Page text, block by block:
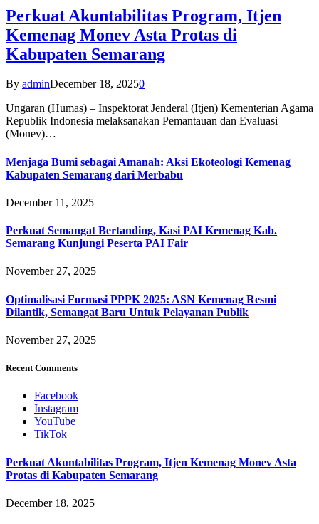
Perkuat Akuntabilitas Program, Itjen
Kemenag Monev Asta Protas di
Kabupaten Semarang
By adminDecember 18, 20250
Ungaran (Humas) – Inspektorat Jenderal (Itjen) Kementerian Agama
Republik Indonesia melaksanakan Pemantauan dan Evaluasi
(Monev)…
Menjaga Bumi sebagai Amanah: Aksi Ekoteologi Kemenag
Kabupaten Semarang dari Merbabu
December 11, 2025
Perkuat Semangat Bertanding, Kasi PAI Kemenag Kab.
Semarang Kunjungi Peserta PAI Fair
November 27, 2025
Optimalisasi Formasi PPPK 2025: ASN Kemenag Resmi
Dilantik, Semangat Baru Untuk Pelayanan Publik
November 27, 2025
Recent Comments
Facebook
Instagram
YouTube
TikTok
Perkuat Akuntabilitas Program, Itjen Kemenag Monev Asta
Protas di Kabupaten Semarang
December 18, 2025